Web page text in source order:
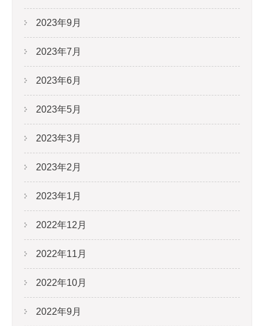
2023年9月
2023年7月
2023年6月
2023年5月
2023年3月
2023年2月
2023年1月
2022年12月
2022年11月
2022年10月
2022年9月